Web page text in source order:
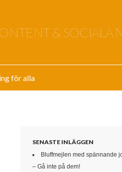
& SOCIALA
för alla
SENASTE INLÄGGEN
Bluffmejlen med spännande
– Gå inte på dem!